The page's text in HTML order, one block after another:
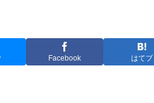
Facebook はてブ